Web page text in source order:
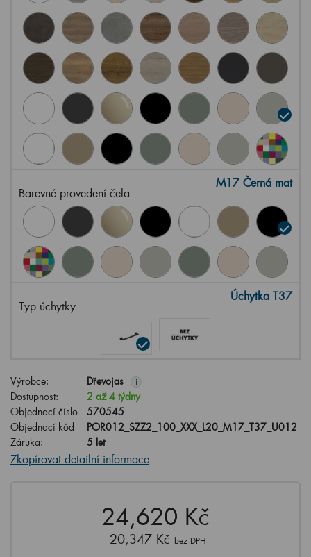
Barevné provedení čela
M17 Černá mat
Typ úchytky
Úchytka T37
Výrobce: Dřevojas i
Dostupnost:
2 až 4 týdny
Objednací číslo
570545
Objednací kód
POR012_SZZ2_100_XXX_L20_M17_T37_U012
Záruka:
5 let
Zkopírovat detailní informace
24,620 Kč
20,347 Kč bez DPH